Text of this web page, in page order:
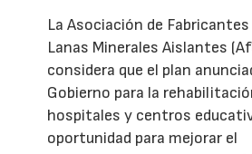
La Asociación de
Lanas Minerales Aislantes
considera que el plan
Gobierno para la
hospitales y centros
oportunidad para mejorar el